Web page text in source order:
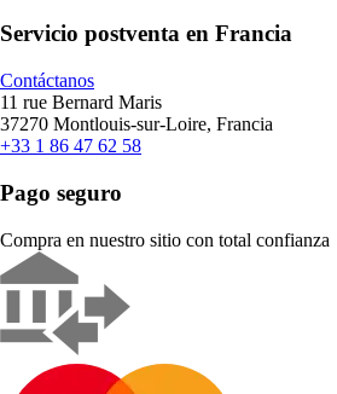
Servicio postventa en Francia
Contáctanos
11 rue Bernard Maris
37270 Montlouis-sur-Loire, Francia
+33 1 86 47 62 58
Pago seguro
Compra en nuestro sitio con total confianza